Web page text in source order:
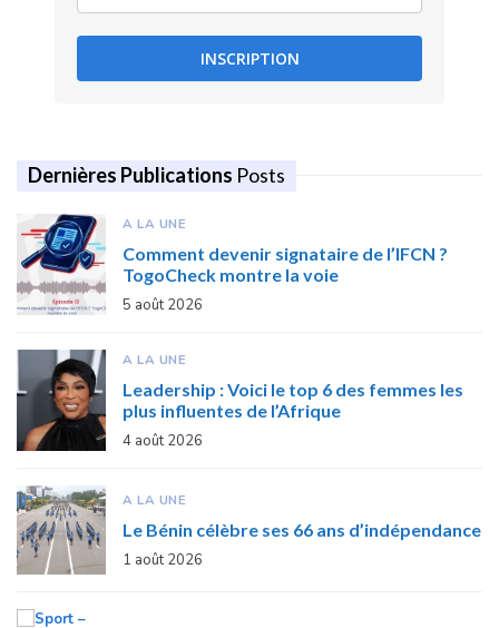
INSCRIPTION
Dernières Publications Posts
A LA UNE
Comment devenir signataire de l’IFCN ?
TogoCheck montre la voie
5 août 2026
A LA UNE
Leadership : Voici le top 6 des femmes les
plus influentes de l’Afrique
4 août 2026
A LA UNE
Le Bénin célèbre ses 66 ans d’indépendance
1 août 2026